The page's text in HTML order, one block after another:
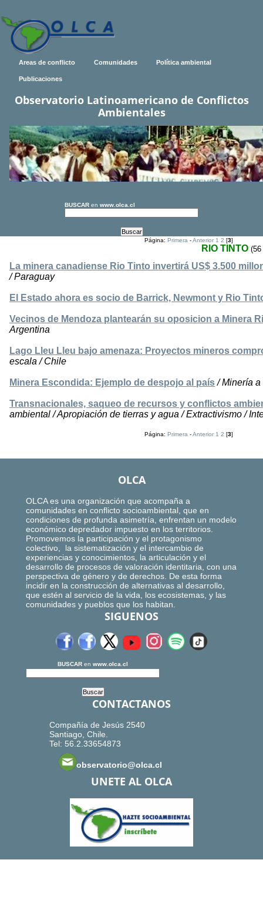
Areas de conflicto Comunidades Política ambiental
Publicaciones
Observatorio Latinoamericano de Conflictos
Ambientales
BUSCAR en www.olca.cl
Página:Primera -Anterior 1 2 [3]
RIO TINTO
La minera canadiense Rio Tinto invertirá US$ 3.500
/ Paraguay
El Estado ahora es socio de Barrick, Newmont y Rio
Vecinos de Mendoza plantearán su oposicion a Minera
Argentina
Lago Lleu Lleu bajo amenaza: Proyectos mineros
escala / Chile
Minera Escondida: Ejemplo de despojo al país/ Minería a
Transnacionales, saqueo de recursos y conflictos
ambiental / Apropiación de tierras y agua / Extractivismo /
Página:Primera -Anterior 1 2 [3]
OLCA
OLCA es una organización que acompaña a
comunidades en conflicto socioambiental, que en
condiciones de profunda asimetría, enfrentan un modelo
económico depredador impuesto en los territorios.
Promovemos la participación y el protagonismo
colectivo, la sistematización y el intercambio de
experiencias y conocimientos, la articulación y el
desarrollo de procesos de valoración identitaria, con una
perspectiva de género y de derechos. De esta forma
incidir en la construcción de alternativas al desarrollo,
que estén al servicio de la vida, los ecosistemas, y las
comunidades y pueblos que los habitan.
SIGUENOS
BUSCAR en www.olca.cl
CONTACTANOS
Compañía de Jesús 2540
Santiago, Chile.
Tel: 56.2.33654873
observatorio@olca.cl
UNETE AL OLCA